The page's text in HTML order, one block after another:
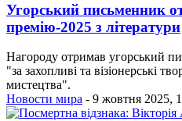
Угорський письменник
премію-2025 з літератури
Нагороду отримав угорський
"за захопливі та візіонерські
мистецтва".
Новости мира - 9 жовтня 2025,